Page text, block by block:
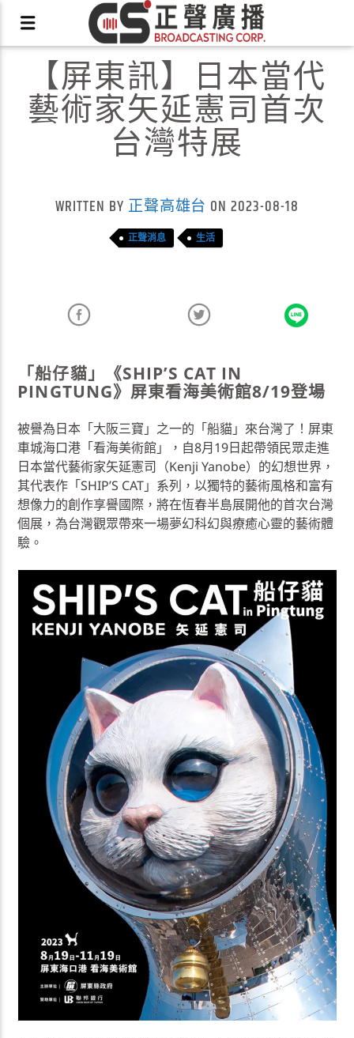
【屏東訊】日本當代
藝術家矢延憲司首次
台灣特展
WRITTEN BY 正聲高雄台 ON 2023-08-18
正聲消息 生活
「船仔貓」《SHIPʼS CAT IN
PINGTUNG》屏東看海美術館8/19登場
被譽為日本「大阪三寶」之一的「船貓」來台灣了！屏東
車城海口港「看海美術館」，自8月19日起帶領民眾走進
日本當代藝術家矢延憲司（Kenji Yanobe）的幻想世界，
其代表作「SHIPʼS CAT」系列，以獨特的藝術風格和富有
想像力的創作享譽國際，將在恆春半島展開他的首次台灣
個展，為台灣觀眾帶來一場夢幻科幻與療癒心靈的藝術體
驗。